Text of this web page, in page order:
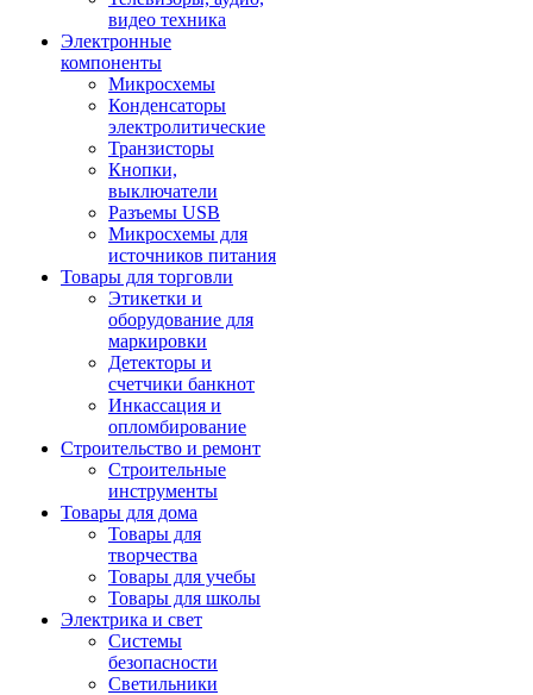
видео техника
Электронные
компоненты
Микросхемы
Конденсаторы
электролитические
Транзисторы
Кнопки,
выключатели
Разъемы USB
Микросхемы для
источников питания
Товары для торговли
Этикетки и
оборудование для
маркировки
Детекторы и
счетчики банкнот
Инкассация и
опломбирование
Строительство и ремонт
Строительные
инструменты
Товары для дома
Товары для
творчества
Товары для учебы
Товары для школы
Электрика и свет
Системы
безопасности
Светильники